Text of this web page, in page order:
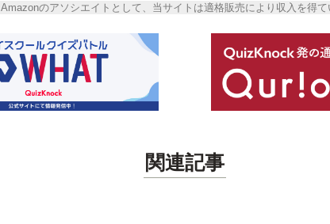
Amazonのアソシエイトとして、当サイトは適格販売により収入を得て
関連記事